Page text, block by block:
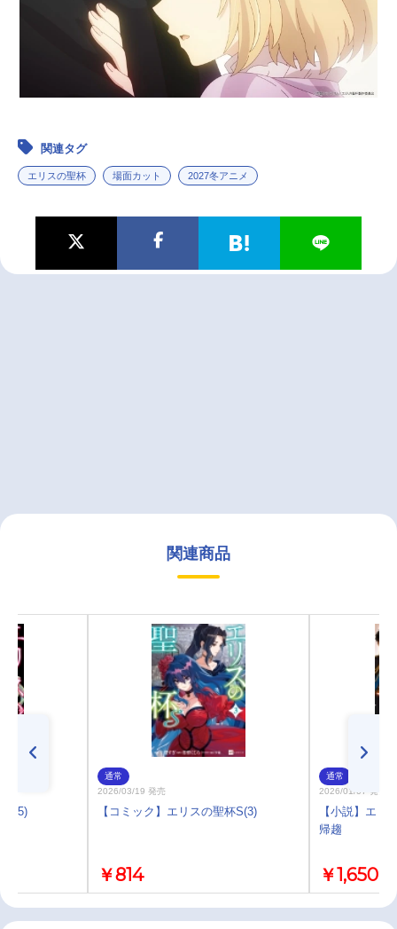
関連タグ
エリスの聖杯 場面カット 2027冬アニメ
関連商品
(5)
通常
2026/03/19 発売
【コミック】エリスの聖杯S(3)
￥814
通常
2026/01/07 発売
【小説】エリ
帰趨
￥1,650